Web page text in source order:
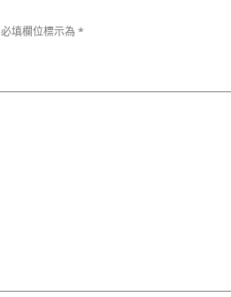
必填欄位標示為 *